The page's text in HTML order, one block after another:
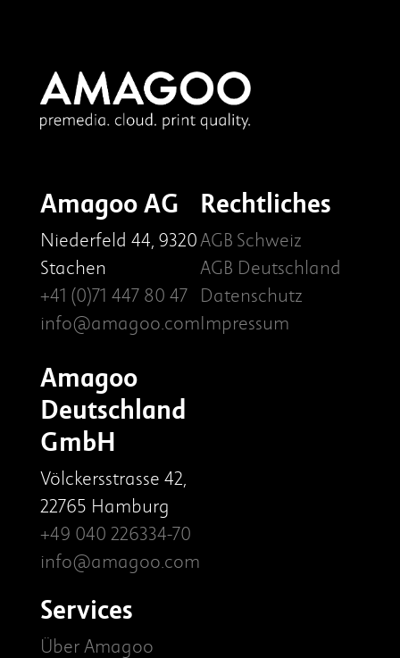
Amagoo AG
Niederfeld 44, 9320
Stachen
+41 (0)71 447 80 47
info@amagoo.com
Amagoo
Deutschland
GmbH
Völckersstrasse 42,
22765 Hamburg
+49 040 226334-70
info@amagoo.com
Rechtliches
AGB Schweiz
AGB Deutschland
Datenschutz
Impressum
Services
Über Amagoo